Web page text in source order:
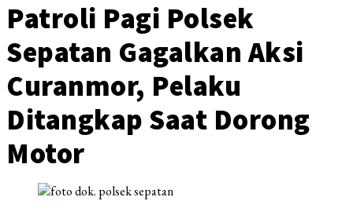
Patroli Pagi Polsek
Sepatan Gagalkan Aksi
Curanmor, Pelaku
Ditangkap Saat Dorong
Motor